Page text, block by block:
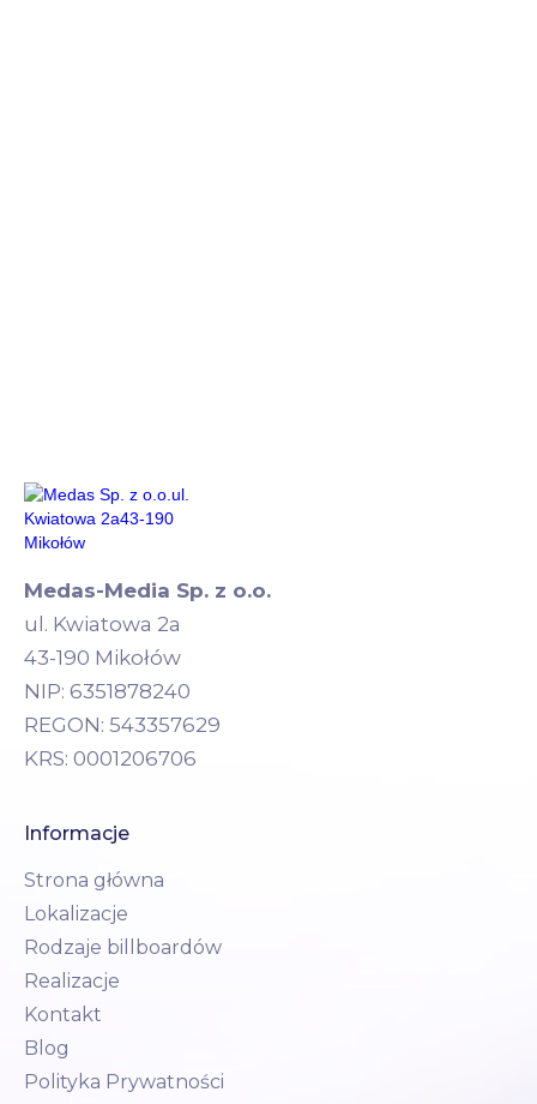
Medas-Media Sp. z o.o.
ul. Kwiatowa 2a
43-190 Mikołów
NIP: 6351878240
REGON: 543357629
KRS: 0001206706
Informacje
Strona główna
Lokalizacje
Rodzaje billboardów
Realizacje
Kontakt
Blog
Polityka Prywatności